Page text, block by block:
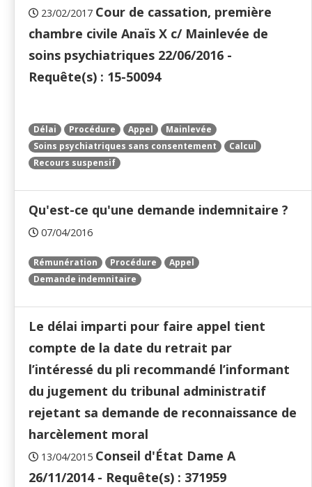
23/02/2017 Cour de cassation, première
chambre civile Anaïs X c/ Mainlevée de
soins psychiatriques 22/06/2016 -
Requête(s) : 15-50094
Délai Procédure Appel
Mainlevée
Soins psychiatriques sans consentement
Calcul
Recours suspensif
Qu'est-ce qu'une demande indemnitaire ?
07/04/2016
Rémunération Procédure
Appel
Demande indemnitaire
Le délai imparti pour faire appel tient
compte de la date du retrait par
l’intéressé du pli recommandé l’informant
du jugement du tribunal administratif
rejetant sa demande de reconnaissance de
harcèlement moral
13/04/2015 Conseil d'État Dame A
26/11/2014 - Requête(s) : 371959